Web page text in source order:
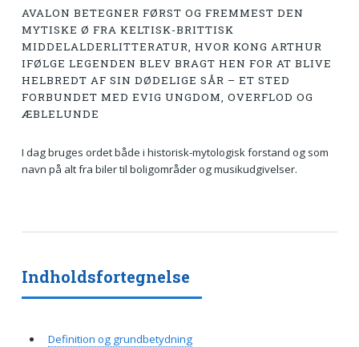
AVALON BETEGNER FØRST OG FREMMEST DEN
MYTISKE Ø FRA KELTISK-BRITTISK
MIDDELALDERLITTERATUR, HVOR KONG ARTHUR
IFØLGE LEGENDEN BLEV BRAGT HEN FOR AT BLIVE
HELBREDT AF SIN DØDELIGE SÅR – ET STED
FORBUNDET MED EVIG UNGDOM, OVERFLOD OG
ÆBLELUNDE
I dag bruges ordet både i historisk-mytologisk forstand og som
navn på alt fra biler til boligområder og musikudgivelser.
Indholdsfortegnelse
Definition og grundbetydning